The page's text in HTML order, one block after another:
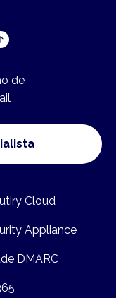
de
Cloud
Appliance
DMARC